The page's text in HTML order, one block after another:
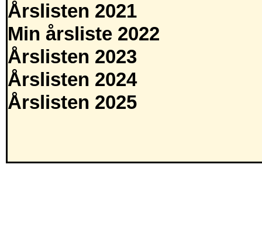
Årslisten 2021
Min årsliste 2022
Årslisten 2023
Årslisten 2024
Årslisten 2025